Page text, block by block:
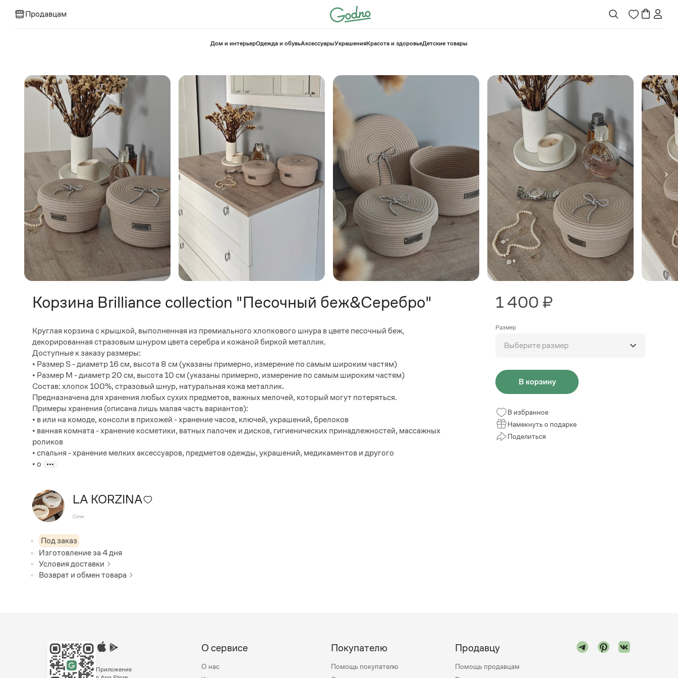
Продавцам
⁠Дом и интерьерОдежда и обувьАксессуарыУкрашенияКрасота и здоровье⁠Детские товары
Корзина Brilliance collection "Песочный беж&Серебро"
Круглая корзина с крышкой, выполненная из премиального хлопкового шнура в цвете песочный беж,
декорированная стразовым шнуром цвета серебра и кожаной биркой металлик.
Доступные к заказу размеры:
• Размер S - диаметр 16 см, высота 8 см (указаны примерно, измерение по самым широким частям)
• Размер М - диаметр 20 см, высота 10 см (указаны примерно, измерение по самым широким частям)
Состав: хлопок 100%, стразовый шнур, натуральная кожа металлик.
Предназначена для хранения любых сухих предметов, важных мелочей, который могут потеряться.
Примеры хранения (описана лишь малая часть вариантов):
• в или на комоде, консоли в прихожей - хранение часов, ключей, украшений, брелоков
• ванная комната - хранение косметики, ватных палочек и дисков, гигиенических принадлежностей, массажных
роликов
• спальня - хранение мелких аксессуаров, предметов одежды, украшений, медикаментов и другого
• о
LA KORZINA
Сочи
Под заказ
Изготовление за 4дня
Условия доставки
Возврат и обмен товара
1 400 ₽
Размер
Выберите размер
В корзину
В избранное
Намекнуть о подарке
Поделиться
Приложение
О сервисе
О нас
Покупателю
Помощь покупателю
Продавцу
Помощь продавцам